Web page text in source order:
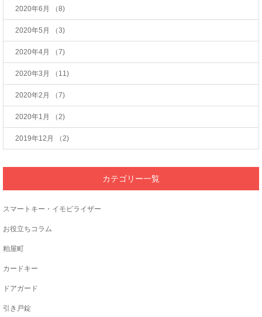
2020年6月 （8)
2020年5月 （3)
2020年4月 （7)
2020年3月 （11)
2020年2月 （7)
2020年1月 （2)
2019年12月 （2)
カテゴリー一覧
スマートキー・イモビライザー
お役立ちコラム
粕屋町
カードキー
ドアガード
引き戸錠